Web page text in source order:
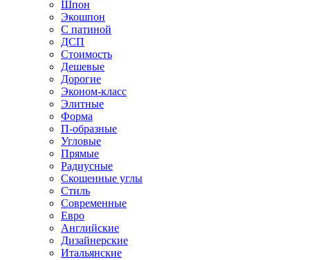
Шпон
Экошпон
С патиной
ДСП
Стоимость
Дешевые
Дорогие
Эконом-класс
Элитные
Форма
П-образные
Угловые
Прямые
Радиусные
Скошенные углы
Стиль
Современные
Евро
Английские
Дизайнерские
Итальянские